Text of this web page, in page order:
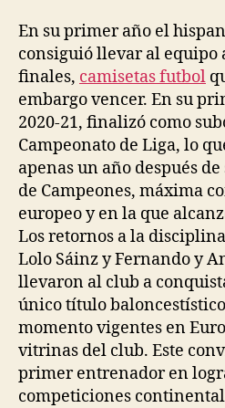
En su primer año el
consiguió llevar al equipo
finales, camisetas futbol
embargo vencer. En su
2020-21, finalizó como
Campeonato de Liga, lo
apenas un año después
de Campeones, máxima
europeo y en la que
Los retornos a la
Lolo Sáinz y Fernando y
llevaron al club a
único título
momento vigentes en
vitrinas del club. Este
primer entrenador en
competiciones